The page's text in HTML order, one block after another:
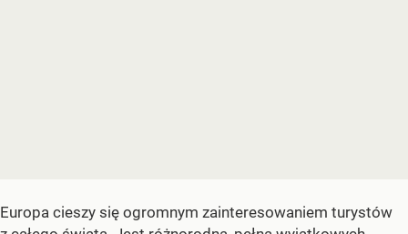
Europa cieszy się ogromnym zainteresowaniem turystów